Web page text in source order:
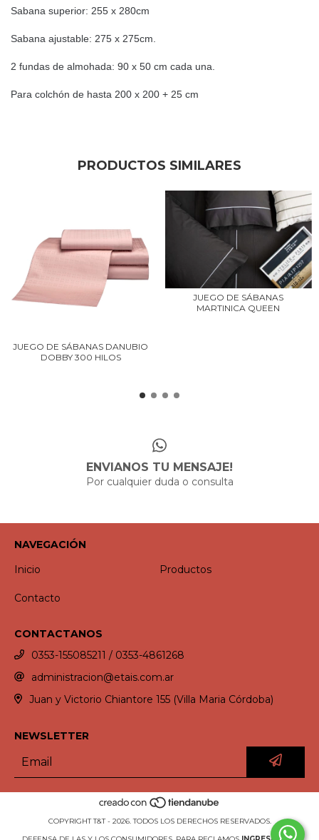
Sabana superior: 255 x 280cm
Sabana ajustable: 275 x 275cm.
2 fundas de almohada: 90 x 50 cm cada una.
Para colchón de hasta 200 x 200 + 25 cm
PRODUCTOS SIMILARES
JUEGO DE SÁBANAS DANUBIO
DOBBY 300 HILOS
JUEGO DE SÁBANAS
MARTINICA QUEEN
ENVIANOS TU MENSAJE!
Por cualquier duda o consulta
NAVEGACIÓN
Inicio
Productos
Contacto
CONTACTANOS
0353-155085211 / 0353-4861268
administracion@etais.com.ar
Juan y Victorio Chiantore 155 (Villa Maria Córdoba)
NEWSLETTER
COPYRIGHT T&T - 2026. TODOS LOS DERECHOS RESERVADOS.